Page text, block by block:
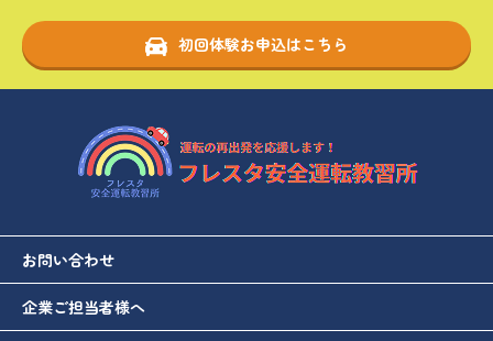
初回体験お申込はこちら
お問い合わせ
企業ご担当者様へ